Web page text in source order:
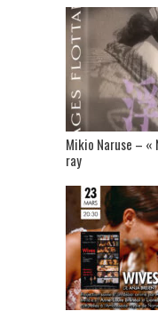
Mikio Naruse –
ray